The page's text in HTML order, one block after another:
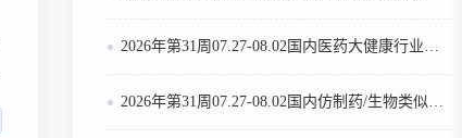
2026年第31周07.27-08.02国内医药大健康行业政策法规汇总
2026年第31周07.27-08.02国内仿制药/生物类似物申报/审批数据分析